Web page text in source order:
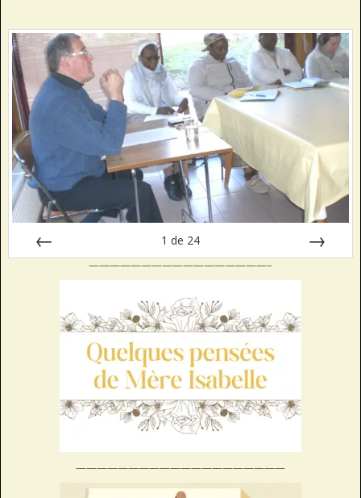
1 de 24
—————————————————–
————————————————————